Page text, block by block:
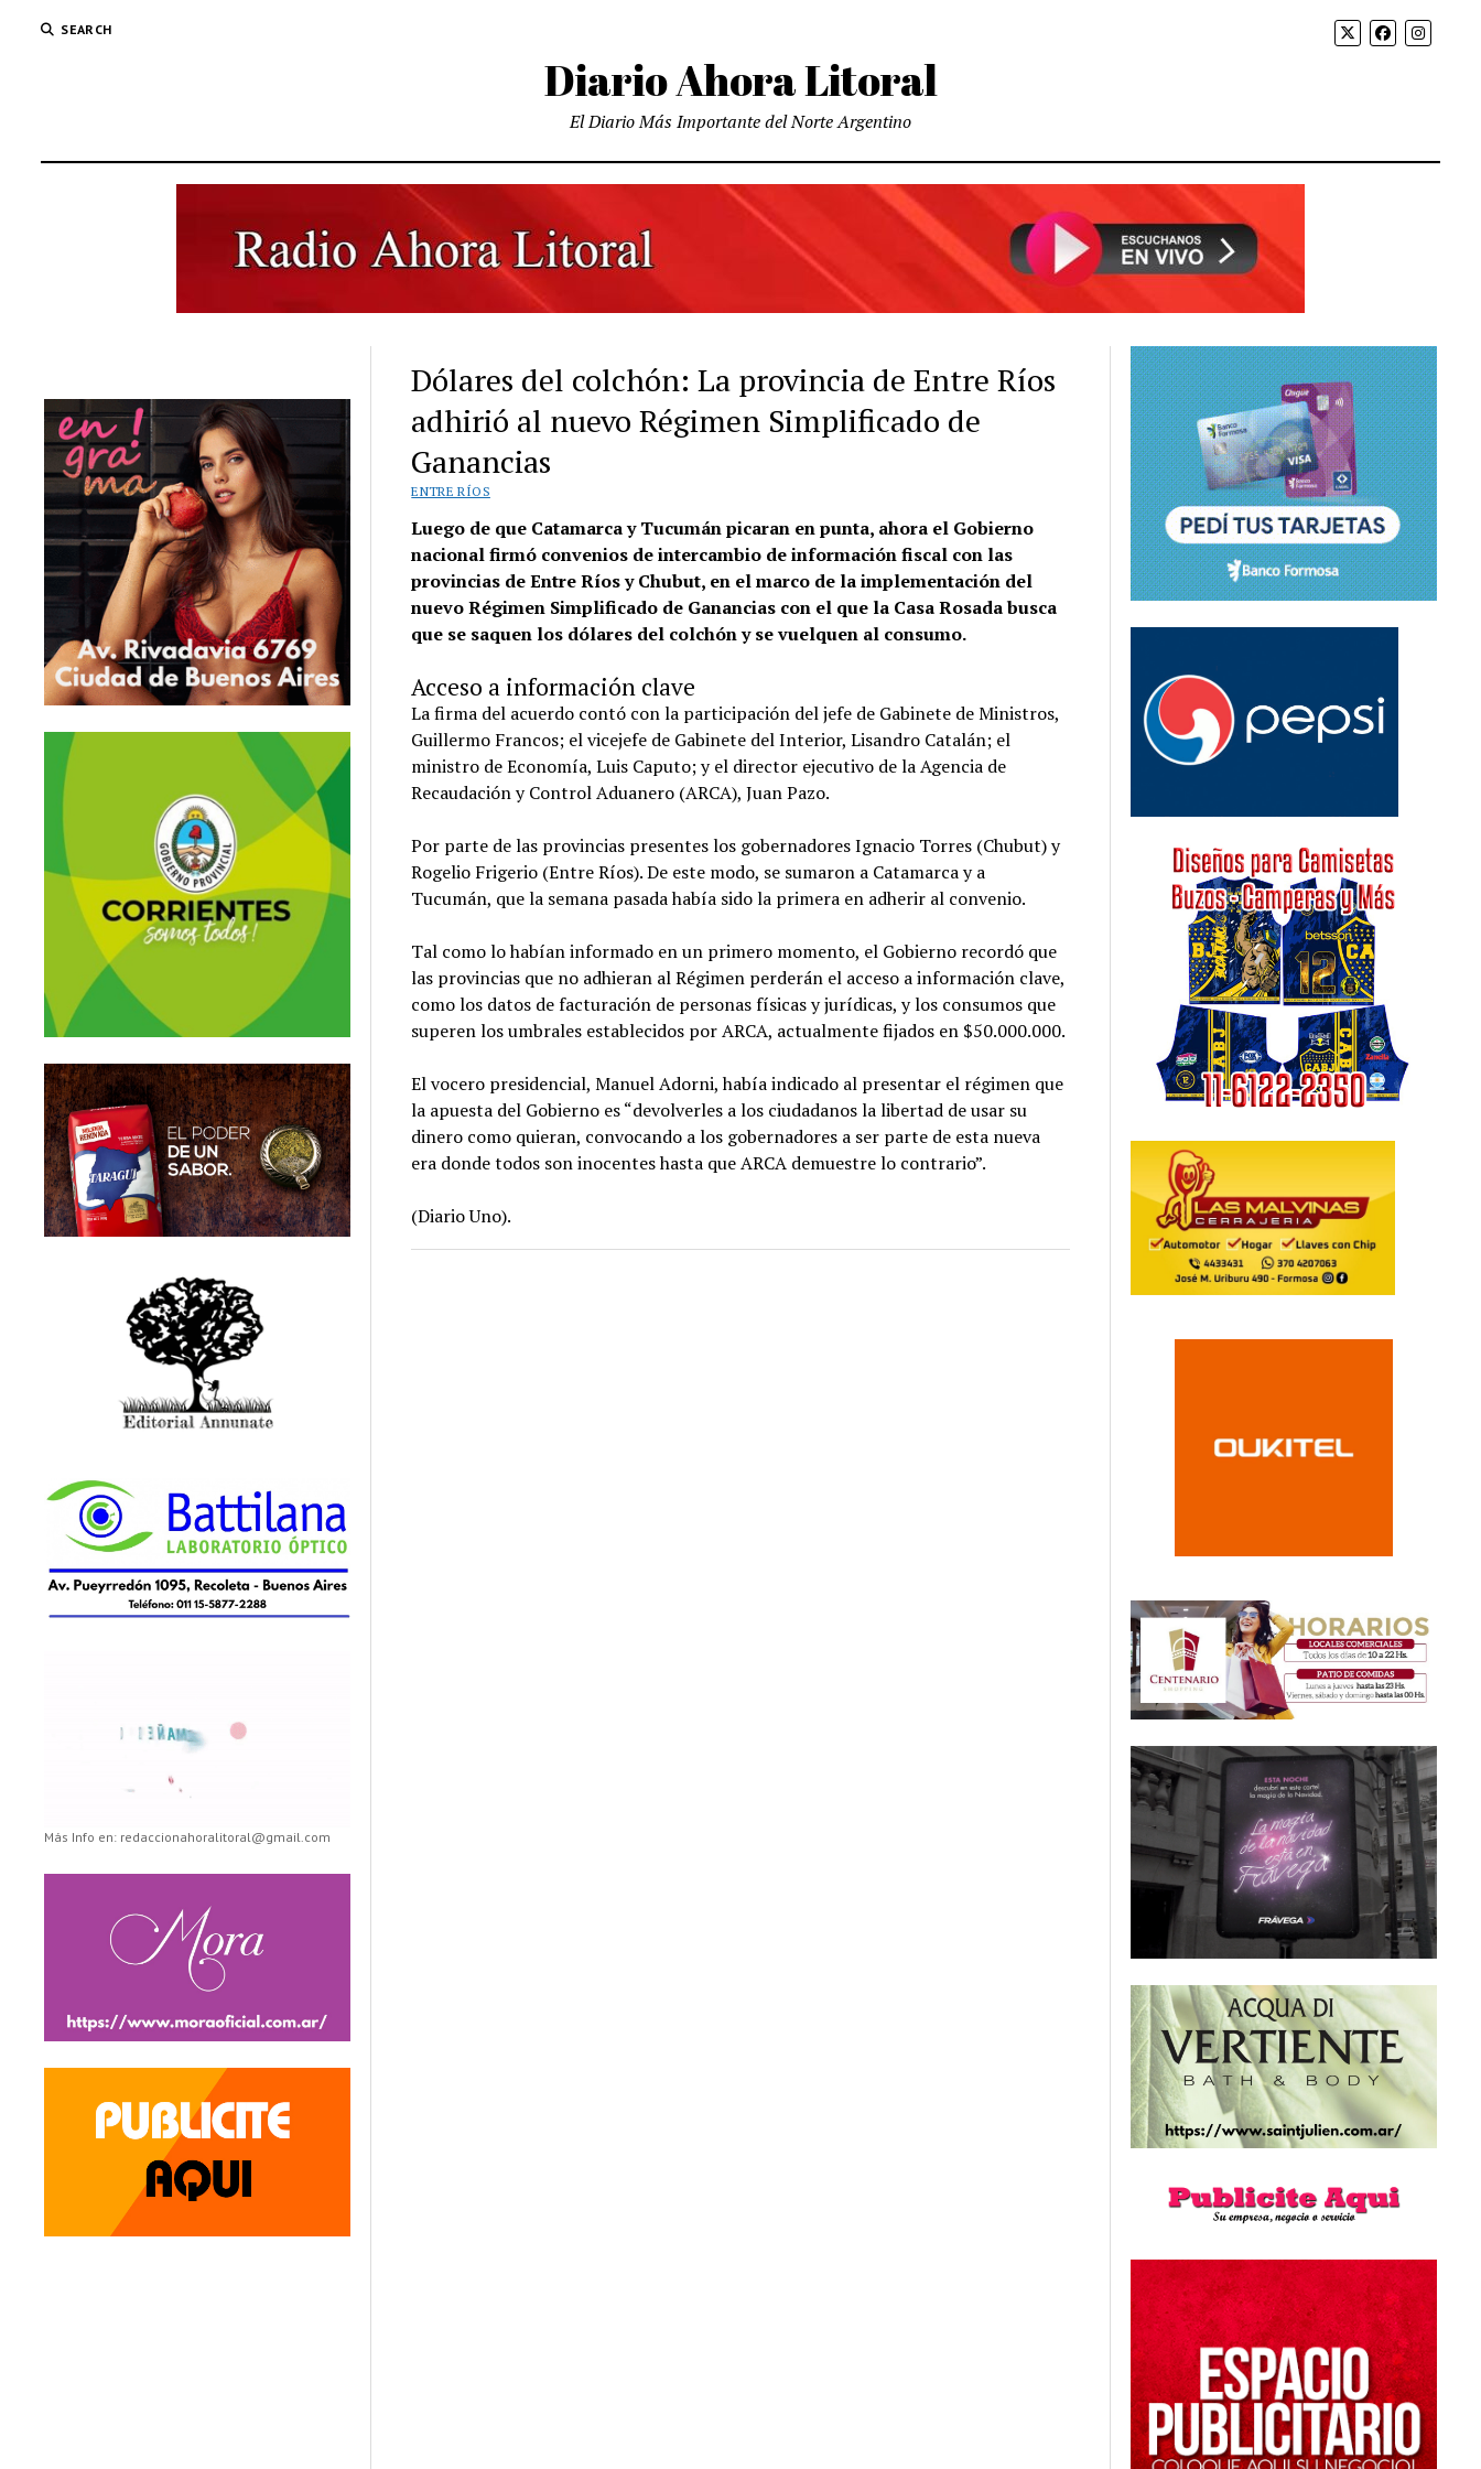
SEARCH
Diario Ahora Litoral
El Diario Más Importante del Norte Argentino
Más Info en: redaccionahoralitoral@gmail.com
Dólares del colchón: La provincia de Entre Ríos
adhirió al nuevo Régimen Simplificado de
Ganancias
ENTRE RÍOS
Luego de que Catamarca y Tucumán picaran en punta, ahora el Gobierno
nacional firmó convenios de intercambio de información fiscal con las
provincias de Entre Ríos y Chubut, en el marco de la implementación del
nuevo Régimen Simplificado de Ganancias con el que la Casa Rosada busca
que se saquen los dólares del colchón y se vuelquen al consumo.
Acceso a información clave
La firma del acuerdo contó con la participación del jefe de Gabinete de Ministros,
Guillermo Francos; el vicejefe de Gabinete del Interior, Lisandro Catalán; el
ministro de Economía, Luis Caputo; y el director ejecutivo de la Agencia de
Recaudación y Control Aduanero (ARCA), Juan Pazo.
Por parte de las provincias presentes los gobernadores Ignacio Torres (Chubut) y
Rogelio Frigerio (Entre Ríos). De este modo, se sumaron a Catamarca y a
Tucumán, que la semana pasada había sido la primera en adherir al convenio.
Tal como lo habían informado en un primero momento, el Gobierno recordó que
las provincias que no adhieran al Régimen perderán el acceso a información clave,
como los datos de facturación de personas físicas y jurídicas, y los consumos que
superen los umbrales establecidos por ARCA, actualmente fijados en $50.000.000.
El vocero presidencial, Manuel Adorni, había indicado al presentar el régimen que
la apuesta del Gobierno es “devolverles a los ciudadanos la libertad de usar su
dinero como quieran, convocando a los gobernadores a ser parte de esta nueva
era donde todos son inocentes hasta que ARCA demuestre lo contrario”.
(Diario Uno).